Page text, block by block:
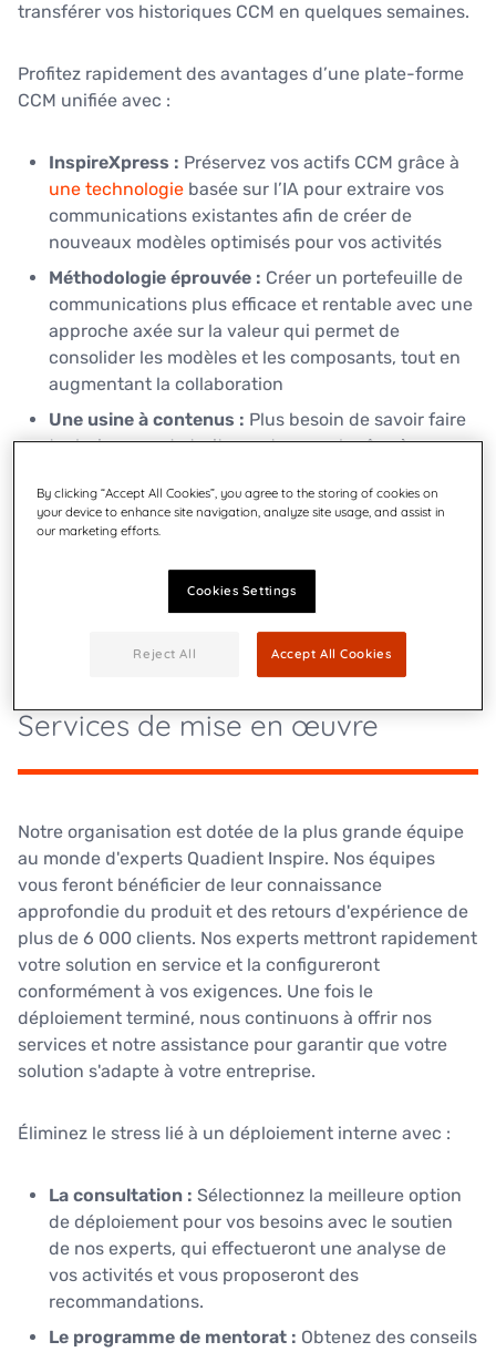
transférer vos historiques CCM en quelques semaines.
Profitez rapidement des avantages d’une plate-forme
CCM unifiée avec :
InspireXpress : Préservez vos actifs CCM grâce à
une technologie basée sur l’IA pour extraire vos
communications existantes afin de créer de
nouveaux modèles optimisés pour vos activités
Méthodologie éprouvée : Créer un portefeuille de
communications plus efficace et rentable avec une
approche axée sur la valeur qui permet de
consolider les modèles et les composants, tout en
augmentant la collaboration
Une usine à contenus : Plus besoin de savoir faire
technique ou de traitement manuel grâce à
modèles, d’analyse, de test et de déploiement
Services de mise en œuvre
Notre organisation est dotée de la plus grande équipe
au monde d'experts Quadient Inspire. Nos équipes
vous feront bénéficier de leur connaissance
approfondie du produit et des retours d'expérience de
plus de 6 000 clients. Nos experts mettront rapidement
votre solution en service et la configureront
conformément à vos exigences. Une fois le
déploiement terminé, nous continuons à offrir nos
services et notre assistance pour garantir que votre
solution s'adapte à votre entreprise.
Éliminez le stress lié à un déploiement interne avec :
La consultation : Sélectionnez la meilleure option
de déploiement pour vos besoins avec le soutien
de nos experts, qui effectueront une analyse de
vos activités et vous proposeront des
recommandations.
Le programme de mentorat : Obtenez des conseils
By clicking “Accept All Cookies”, you agree to the storing of cookies on
your device to enhance site navigation, analyze site usage, and assist in
our marketing efforts.
Cookies Settings
Reject All Accept All Cookies